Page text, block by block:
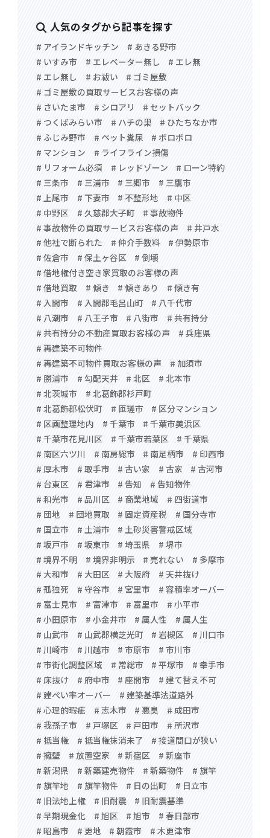
人気のタグから記事を探す
# アイランドキッチン
# あきる野市
# いすみ市
# エレベーター無し
# エレ無
# エレ無し
# お祓い
# ゴミ屋敷
# ゴミ屋敷の買取サービスお客様の声
# さいたま市
# シロアリ
# セットバック
# つくばみらい市
# ハチの巣
# ひたちなか市
# ふじみ野市
# ペット糞尿
# ボロボロ
# マンション
# ライフライン損傷
# リフォーム必須
# レッドゾーン
# ローン特約
# 三条市
# 三浦市 # 三郷市
# 三鷹市
# 上尾市
# 下妻市 # 不整形地
# 中区
# 中野区
# 久慈郡大子町
# 事故物件
# 事故物件の買取サービスお客様の声
# 井戸水
# 他社で断られた
# 仲介手数料
# 伊勢原市
# 佐倉市
# 保土ヶ谷区
# 倒壊
# 借地権付き空き家買取のお客様の声
# 借地買取
# 傾き # 傾きあり
# 傾き有
# 入間市
# 入間郡毛呂山町
# 八千代市
# 八潮市
# 八王子市 # 八街市
# 共有持分
# 共有持分の不動産買取お客様の声
# 兵庫県
# 再建築不可物件
# 再建築不可物件買取お客様の声
# 加須市
# 勝浦市
# 勾配天井 # 北区
# 北本市
# 北茨城市
# 北葛飾郡杉戸町
# 北葛飾郡松伏町
# 匝瑳市
# 区分マンション
# 区画整理地内
# 千葉市
# 千葉市美浜区
# 千葉市花見川区
# 千葉市若葉区
# 千葉県
# 南区六ツ川
# 南房総市 # 南足柄市
# 印西市
# 厚木市
# 取手市 # 古い家 # 古家
# 古河市
# 台東区
# 君津市 # 告知
# 告知物件
# 和光市
# 品川区 # 商業地域
# 四街道市
# 団地
# 団地買取 # 固定資産税
# 国分寺市
# 国立市
# 土浦市
# 土砂災害警戒区域
# 坂戸市
# 坂東市 # 埼玉県
# 堺市
# 境界不明
# 境界非明示 # 売れない
# 多摩市
# 大和市
# 大田区 # 大阪府
# 天井抜け
# 孤独死
# 守谷市 # 宮里市
# 容積率オーバー
# 富士見市
# 富津市 # 富里市
# 小平市
# 小田原市
# 小金井市 # 属人性
# 属人生
# 山武市
# 山武郡横芝光町 # 岩槻区
# 川口市
# 川崎市
# 川越市 # 市原市
# 市川市
# 市街化調整区域
# 常総市 # 平塚市
# 幸手市
# 床抜け
# 府中市 # 座間市
# 建て替え不可
# 建ぺい率オーバー
# 建築基準法道路外
# 心理的瑕疵
# 志木市 # 悪臭
# 成田市
# 我孫子市
# 戸塚区 # 戸田市
# 所沢市
# 抵当権
# 抵当権抹消未了
# 接道間口が狭い
# 擁壁
# 放置空家 # 新宿区
# 新座市
# 新潟県
# 新築建売物件 # 新築物件
# 旗竿
# 旗竿地
# 旗竿物件 # 日の出町
# 日立市
# 旧法地上権
# 旧耐震
# 旧耐震基準
# 早期現金化
# 旭区 # 旭市
# 春日部市
# 昭島市
# 更地 # 朝霞市
# 木更津市